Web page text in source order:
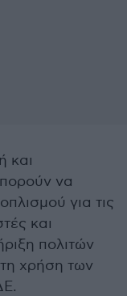
και
να
για τις
και
πολιτών
τη χρήση των